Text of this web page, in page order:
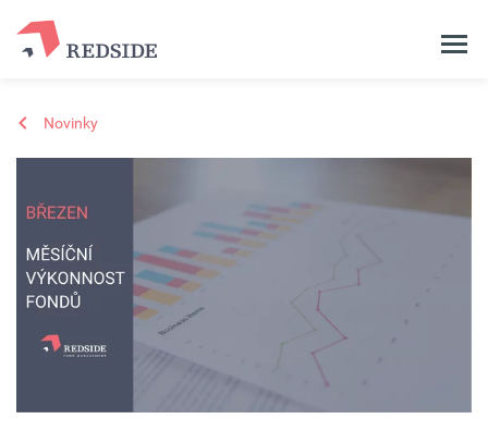
Novinky